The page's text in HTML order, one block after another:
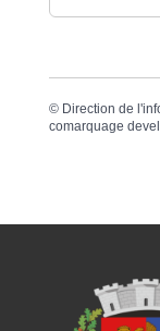
© Direction de
comarquage